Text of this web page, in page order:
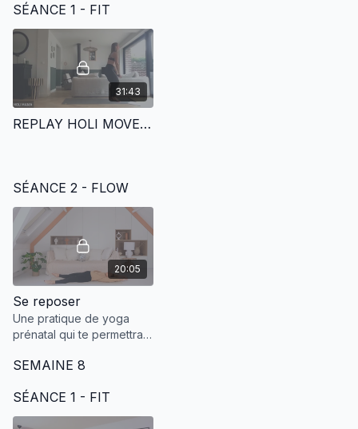
SÉANCE 1 - FIT
31:43
REPLAY HOLI MOVE | CIRCUIT TRAINING - FULL BODY EMOM - 15.11
SÉANCE 2 - FLOW
20:05
Se reposer
Une pratique de yoga
prénatal qui te permettra
d'énergie lors du 3ème
SEMAINE 8
SÉANCE 1 - FIT